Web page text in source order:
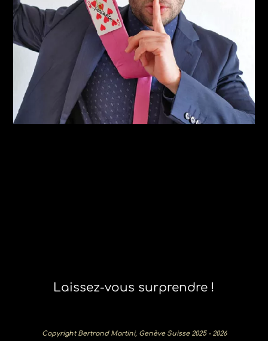
Laissez-vous surprendre !
Copyright Bertrand Martini, Genève Suisse 2025 - 2026